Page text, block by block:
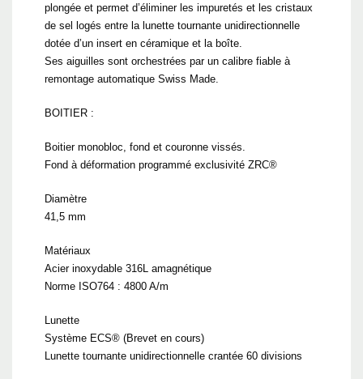
plongée et permet d’éliminer les impuretés et les cristaux
de sel logés entre la lunette tournante unidirectionnelle
dotée d’un insert en céramique et la boîte.
Ses aiguilles sont orchestrées par un calibre fiable à
remontage automatique Swiss Made.
BOITIER :
Boitier monobloc, fond et couronne vissés.
Fond à déformation programmé exclusivité ZRC®
Diamètre
41,5 mm
Matériaux
Acier inoxydable 316L amagnétique
Norme ISO764 : 4800 A/m
Lunette
Système ECS® (Brevet en cours)
Lunette tournante unidirectionnelle crantée 60 divisions